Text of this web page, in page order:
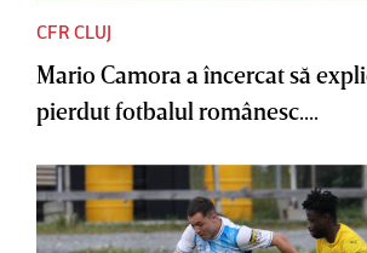
CFR CLUJ
Mario Camora a încercat să
pierdut fotbalul românesc....